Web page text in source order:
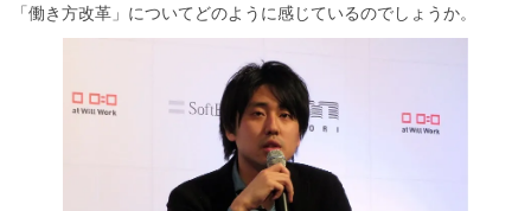
「働き方改革」についてどのように感じているのでしょうか。